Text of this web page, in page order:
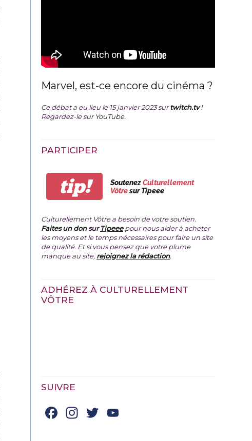
Marvel, est-ce encore du cinéma ?
Ce débat a eu lieu le 15 janvier 2023 surtwitch.tv !
Regardez-le surYouTube.
PARTICIPER
tip! SoutenezCulturellement
Vôtresur Tipeee
Culturellement Vôtre a besoin de votre soutien.
Faites un donsurTipeeepour nous aider à acheter
les moyens et le temps nécessaires pour faire un site
de qualité. Et si vous pensez que votre plume
manque au site, rejoignez la rédaction.
ADHÉREZ À CULTURELLEMENT
VÔTRE
SUIVRE
Facebook
Instagram
Twitter